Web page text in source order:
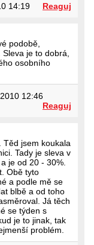
14:19 Reaguj
podobě,
je to dobrá,
osobního
12:46
Reaguj
Těd jsem koukala
Tady je sleva v
je od 20 - 30%.
Obě tyto
a podle mě se
blbě a od toho
Já těch
se týden s
je to jinak, tak
problém.